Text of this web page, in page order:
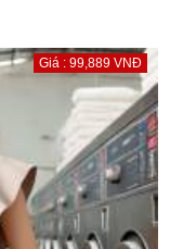
Giá : 99,889 VNĐ